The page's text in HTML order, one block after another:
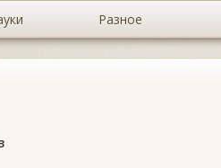
Разное